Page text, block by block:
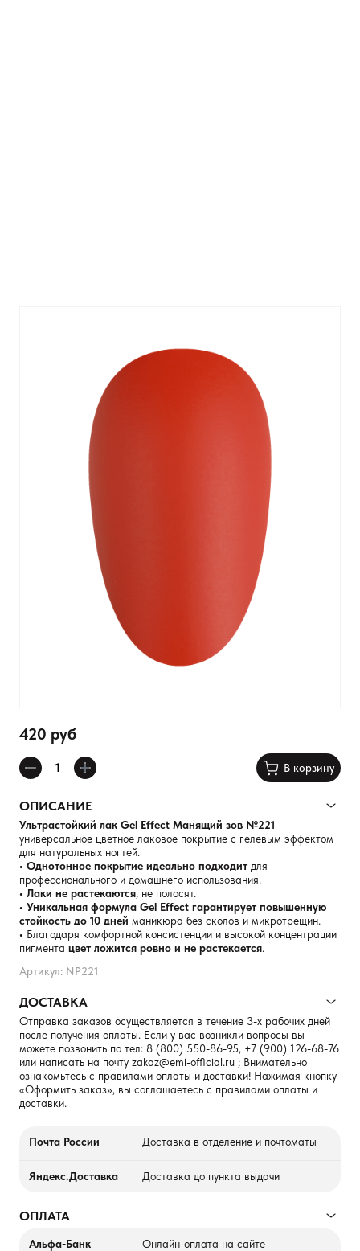
420 руб
В корзину
ОПИСАНИЕ
Ультрастойкий лак Gel Effect Манящий зов №221 –
универсальное цветное лаковое покрытие с гелевым эффектом
для натуральных ногтей.
• Однотонное покрытие идеально подходит для
профессионального и домашнего использования.
• Лаки не растекаются, не полосят.
• Уникальная формула Gel Effect гарантирует повышенную
стойкость до 10 дней маникюра без сколов и микротрещин.
• Благодаря комфортной консистенции и высокой концентрации
пигмента цвет ложится ровно и не растекается.
Артикул: NP221
ДОСТАВКА
Отправка заказов осуществляется в течение 3-х рабочих дней
после получения оплаты. Если у вас возникли вопросы вы
можете позвонить по тел: 8 (800) 550-86-95, +7 (900) 126-68-76
или написать на почту zakaz@emi-official.ru ; Внимательно
ознакомьтесь с правилами оплаты и доставки! Нажимая кнопку
«Оформить заказ», вы соглашаетесь с правилами оплаты и
доставки.
Почта России Доставка в отделение и почтоматы
Яндекс.Доставка Доставка до пункта выдачи
ОПЛАТА
Альфа-Банк Онлайн-оплата на сайте